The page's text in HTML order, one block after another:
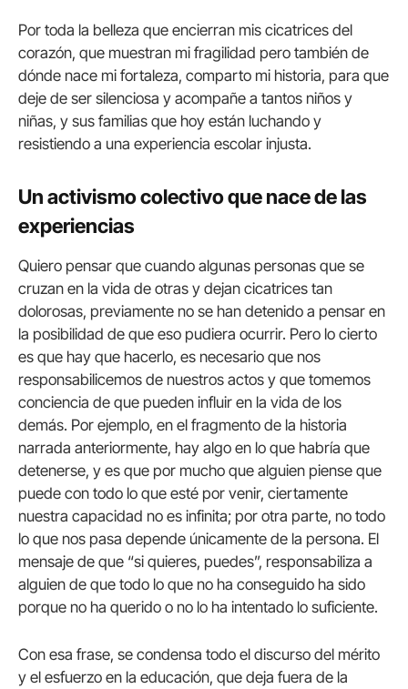
Por toda la belleza que encierran mis cicatrices del
corazón, que muestran mi fragilidad pero también de
dónde nace mi fortaleza, comparto mi historia, para que
deje de ser silenciosa y acompañe a tantos niños y
niñas, y sus familias que hoy están luchando y
resistiendo a una experiencia escolar injusta.
Un activismo colectivo que nace de las
experiencias
Quiero pensar que cuando algunas personas que se
cruzan en la vida de otras y dejan cicatrices tan
dolorosas, previamente no se han detenido a pensar en
la posibilidad de que eso pudiera ocurrir. Pero lo cierto
es que hay que hacerlo, es necesario que nos
responsabilicemos de nuestros actos y que tomemos
conciencia de que pueden influir en la vida de los
demás. Por ejemplo, en el fragmento de la historia
narrada anteriormente, hay algo en lo que habría que
detenerse, y es que por mucho que alguien piense que
puede con todo lo que esté por venir, ciertamente
nuestra capacidad no es infinita; por otra parte, no todo
lo que nos pasa depende únicamente de la persona. El
mensaje de que “si quieres, puedes”, responsabiliza a
alguien de que todo lo que no ha conseguido ha sido
porque no ha querido o no lo ha intentado lo suficiente.
Con esa frase, se condensa todo el discurso del mérito
y el esfuerzo en la educación, que deja fuera de la